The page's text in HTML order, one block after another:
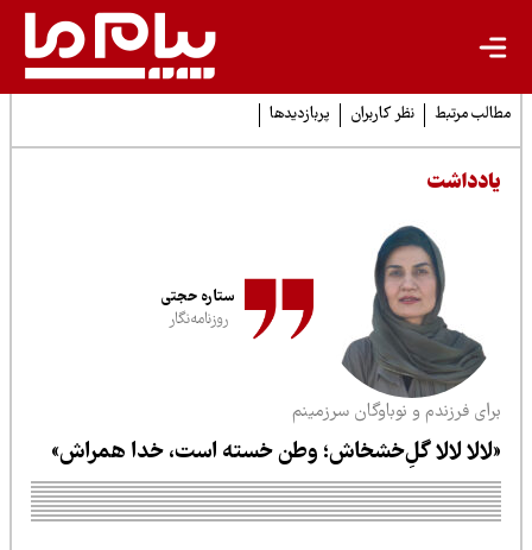
مرتبط نظر کاربران پربازدیدها
ستاره حجتی
روزنامه‌نگار
فرزندم و نوباوگان سرزمینم
لالا گلِ‌خشخاش؛ وطن خسته است، خدا همراش»